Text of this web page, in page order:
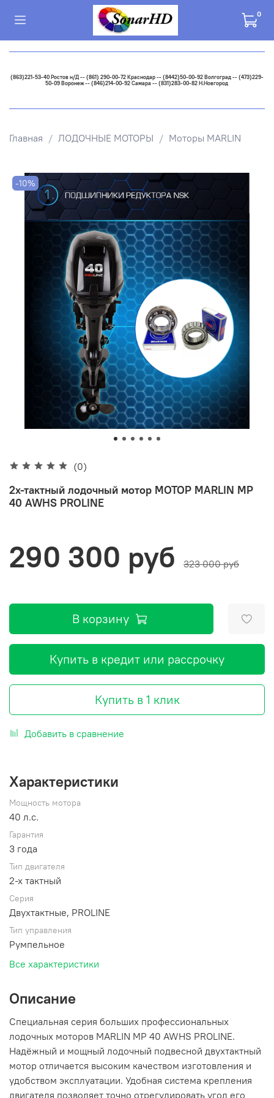
0
(863)221-53-40 Ростов н/Д -- (861) 290-00-72 Краснодар -- (8442)50-00-92 Волгоград -- (473)229-
50-09 Воронеж -- (846)214-00-92 Самара -- (831)283-00-82 Н.Новгород
Главная ЛОДОЧНЫЕ МОТОРЫ Моторы MARLIN
-10%
(0)
2х-тактный лодочный мотор МОТОР MARLIN MP
40 AWHS PROLINE
290 300 руб 323 000 руб
В корзину
Купить в кредит или рассрочку
Купить в 1 клик
Добавить в сравнение
Характеристики
Мощность мотора
40 л.с.
Гарантия
3 года
Тип двигателя
2-х тактный
Серия
Двухтактные, PROLINE
Тип управления
Румпельное
Все характеристики
Описание
Специальная серия больших профессиональных
лодочных моторов MARLIN MP 40 AWHS PROLINE.
Надёжный и мощный лодочный подвесной двухтактный
мотор отличается высоким качеством изготовления и
удобством эксплуатации. Удобная система крепления
двигателя позволяет точно отрегулировать угол его